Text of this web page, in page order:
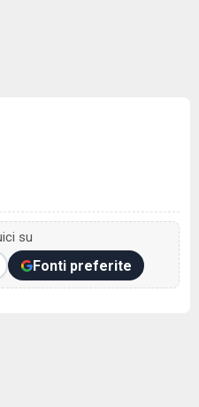
su
Fonti preferite